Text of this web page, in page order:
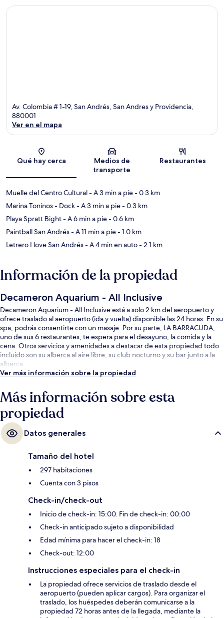
Av. Colombia # 1-19, San Andrés, San Andres y Providencia,
880001
Ver en el mapa
Qué hay cerca
Medios de
transporte
Restaurantes
Muelle del Centro Cultural- A 3 min a pie- 0.3 km
Marina Toninos - Dock- A 3 min a pie- 0.3 km
Playa Spratt Bight- A 6 min a pie- 0.6 km
Paintball San Andrés- A 11 min a pie- 1.0 km
Letrero I love San Andrés- A 4 min en auto- 2.1 km
Información de la propiedad
Decameron Aquarium - All Inclusive
Decameron Aquarium - All Inclusive está a solo 2 km del aeropuerto y
ofrece traslado al aeropuerto (ida y vuelta) disponible las 24 horas. En su
spa, podrás consentirte con un masaje. Por su parte, LA BARRACUDA,
uno de sus 6 restaurantes, te espera para el desayuno, la comida y la
cena. Otros servicios y amenidades a destacar de esta propiedad todo
incluido son su alberca al aire libre, su club nocturno y su bar junto a la
alberca.
Ver más información sobre la propiedad
Más información sobre esta
propiedad
Datos generales
Tamaño del hotel
297 habitaciones
Cuenta con 3 pisos
Check-in/check-out
Inicio de check-in: 15:00. Fin de check-in: 00:00
Check-in anticipado sujeto a disponibilidad
Edad mínima para hacer el check-in: 18
Check-out: 12:00
Instrucciones especiales para el check-in
La propiedad ofrece servicios de traslado desde el
aeropuerto (pueden aplicar cargos). Para organizar el
traslado, los huéspedes deberán comunicarse a la
propiedad 72 horas antes de la llegada, mediante la